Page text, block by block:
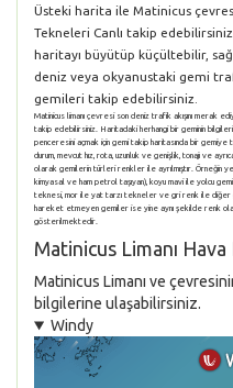
Üsteki harita ile Matinicus
Tekneleri Canlı takip
haritayı büyütüp küçültebilir,
deniz veya okyanustaki gemi
gemileri takip edebilirsiniz.
Matinicus limanı çevresi son deniz trafik akışını merak
takip edebilirsiniz. Haritadaki herhangi bir geminin
penceresini açmak için gemi takip haritasında bir gemiye
durum, mevcut hız, rota, uzunluk ve genişlik, tonajı ve
olarak gemilerin türleri renkler ile ayrılmıştır. Örneğin
kimyasal ve ham petrol taşıyan), koyu mavi ile yolcu
teknesi, mor ile yat tarzı tekneler ve gri renk ile diğer
hareket etmeyen gemiler ise yine aynı şekilde renk
gösterilmektedir.
Matinicus Limanı
Matinicus Limanı ve
bilgilerine ulaşabilirsiniz.
Windy